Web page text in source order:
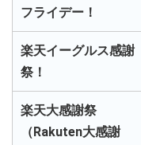
フライデー！
楽天イーグルス感謝
祭！
楽天大感謝祭
（Rakuten大感謝